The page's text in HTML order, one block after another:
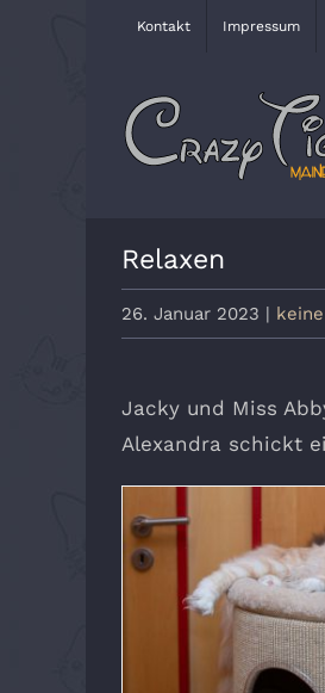
Kontakt Impressum
Relaxen
26. Januar 2023 |
Jacky und Miss
Alexandra schickt